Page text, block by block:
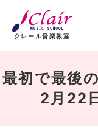
クレール音楽教室
最初で最後
2月22